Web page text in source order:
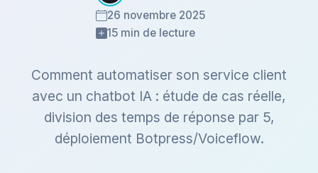
26 novembre 2025
15 min de lecture
Comment automatiser son service client
avec un chatbot IA : étude de cas réelle,
division des temps de réponse par 5,
déploiement Botpress/Voiceflow.